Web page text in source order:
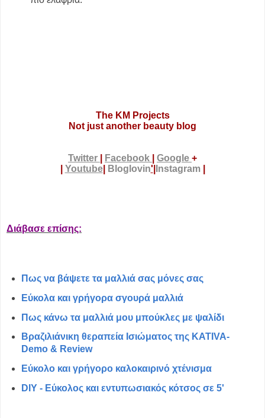
The KM Projects
Not just another beauty blog
Twitter Facebook Google +
Youtube| Bloglovin' Instagram
Διάβασε επίσης:
Πως να βάψετε τα μαλλιά σας μόνες σας
Εύκολα και γρήγορα σγουρά μαλλιά
Πως κάνω τα μαλλιά μου μπούκλες με ψαλίδι
Βραζιλιάνικη θεραπεία Ισιώματος της KATIVA-
Demo & Review
Εύκολο και γρήγορο καλοκαιρινό χτένισμα
DIY - Εύκολος και εντυπωσιακός κότσος σε 5'